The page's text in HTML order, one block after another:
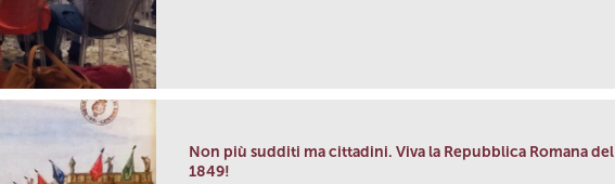
Non più sudditi ma cittadini. Viva la Repubblica Romana del
1849!